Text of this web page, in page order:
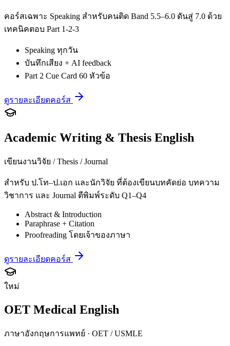
คอร์สเฉพาะ Speaking สำหรับคนติด Band 5.5–6.0 ดันสู่ 7.0 ด้วย
เทคนิคตอบ Part 1-2-3
Speaking ทุกวัน
บันทึกเสียง + AI feedback
Part 2 Cue Card 60 หัวข้อ
ดูรายละเอียดคอร์ส
Academic Writing & Thesis English
เขียนงานวิจัย / Thesis / Journal
สำหรับ ป.โท–ป.เอก และนักวิจัย ที่ต้องเขียนบทคัดย่อ บทความ
วิชาการ และ Journal ตีพิมพ์ระดับ Q1–Q4
Abstract & Introduction
Paraphrase + Citation
Proofreading โดยเจ้าของภาษา
ดูรายละเอียดคอร์ส
ใหม่
OET Medical English
ภาษาอังกฤษการแพทย์ · OET / USMLE